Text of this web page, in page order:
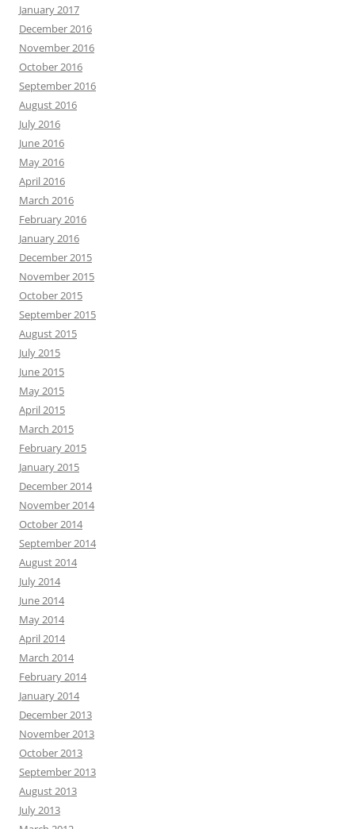
January 2017
December 2016
November 2016
October 2016
September 2016
August 2016
July 2016
June 2016
May 2016
April 2016
March 2016
February 2016
January 2016
December 2015
November 2015
October 2015
September 2015
August 2015
July 2015
June 2015
May 2015
April 2015
March 2015
February 2015
January 2015
December 2014
November 2014
October 2014
September 2014
August 2014
July 2014
June 2014
May 2014
April 2014
March 2014
February 2014
January 2014
December 2013
November 2013
October 2013
September 2013
August 2013
July 2013